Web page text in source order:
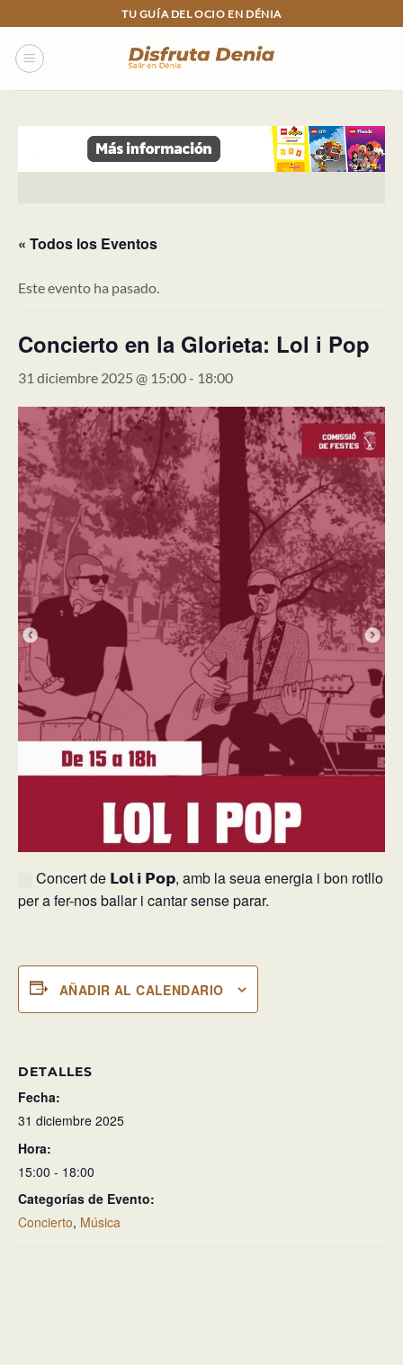
to
content
TU GUÍA DEL OCIO EN DÉNIA
« Todos los Eventos
Este evento ha pasado.
Concierto en la Glorieta: Lol i Pop
31 diciembre 2025 @ 15:00- 18:00
Concert de 𝗟𝗼𝗹 𝗶 𝗣𝗼𝗽, amb la seua energia i bon rotllo
per a fer-nos ballar i cantar sense parar.
AÑADIR AL CALENDARIO
DETALLES
Fecha:
31 diciembre 2025
Hora:
15:00 - 18:00
Categorías de Evento:
Concierto, Música